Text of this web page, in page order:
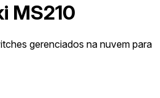
MS210
gerenciados na nuvem para